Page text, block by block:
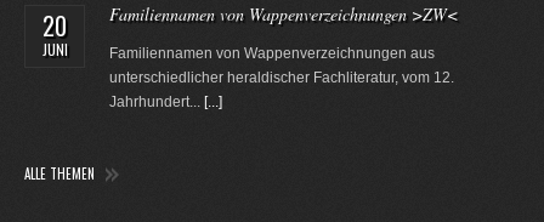
20
JUNI
Familiennamen von Wappenverzeichnungen >ZW<
Familiennamen von Wappenverzeichnungen aus
unterschiedlicher heraldischer Fachliteratur, vom 12.
Jahrhundert... [...]
ALLE THEMEN